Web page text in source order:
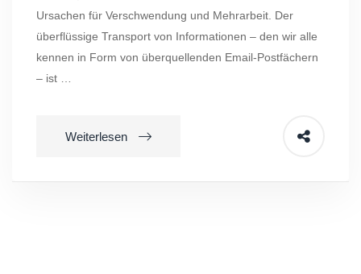
Ursachen für Verschwendung und Mehrarbeit. Der
überflüssige Transport von Informationen – den wir alle
kennen in Form von überquellenden Email-Postfächern
– ist …
Weiterlesen